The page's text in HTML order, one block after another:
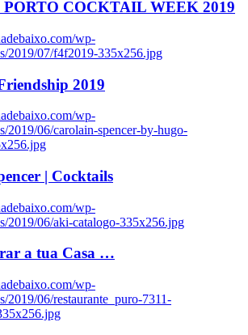
COCKTAIL WEEK 2019
wp-
2019/07/f4f2019-335x256.jpg
2019
wp-
2019/06/carolain-spencer-by-hugo-
| Cocktails
wp-
2019/06/aki-catalogo-335x256.jpg
a tua Casa …
wp-
2019/06/restaurante_puro-7311-